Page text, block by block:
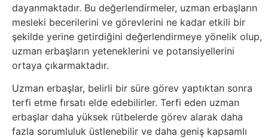
Facebook
Felsefe
Finans
Genel
dayanmaktadır. Bu değerlendirmeler, uzman erbaşların
mesleki becerilerini ve görevlerini ne kadar etkili bir
şekilde yerine getirdiğini değerlendirmeye yönelik olup,
uzman erbaşların yeteneklerini ve potansiyellerini
ortaya çıkarmaktadır.
Uzman erbaşlar, belirli bir süre görev yaptıktan sonra
terfi etme fırsatı elde edebilirler. Terfi eden uzman
erbaşlar daha yüksek rütbelerde görev alarak daha
fazla sorumluluk üstlenebilir ve daha geniş kapsamlı